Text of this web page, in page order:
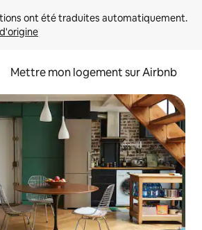
Mettre mon logement sur Airbnb